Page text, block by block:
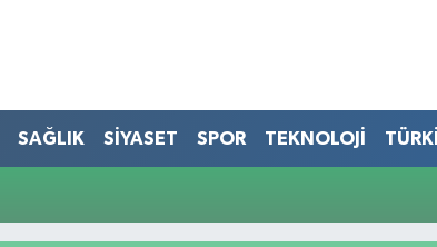
SAĞLIK SİYASET SPOR TEKNOLOJİ